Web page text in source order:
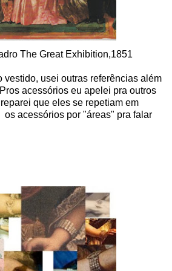
The Great Exhibition,1851
vestido, usei outras referências além
acessórios eu apelei pra outros
que eles se repetiam em
acessórios por "áreas" pra falar